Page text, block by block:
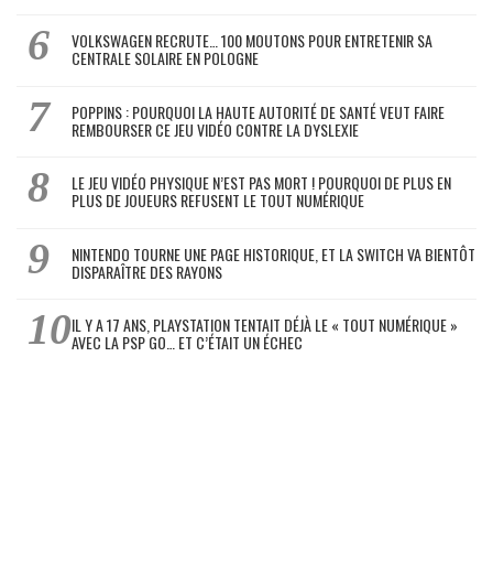
VOLKSWAGEN RECRUTE… 100 MOUTONS POUR ENTRETENIR SA
CENTRALE SOLAIRE EN POLOGNE
POPPINS : POURQUOI LA HAUTE AUTORITÉ DE SANTÉ VEUT FAIRE
REMBOURSER CE JEU VIDÉO CONTRE LA DYSLEXIE
LE JEU VIDÉO PHYSIQUE N’EST PAS MORT ! POURQUOI DE PLUS EN
PLUS DE JOUEURS REFUSENT LE TOUT NUMÉRIQUE
NINTENDO TOURNE UNE PAGE HISTORIQUE, ET LA SWITCH VA BIENTÔT
DISPARAÎTRE DES RAYONS
IL Y A 17 ANS, PLAYSTATION TENTAIT DÉJÀ LE « TOUT NUMÉRIQUE »
AVEC LA PSP GO… ET C’ÉTAIT UN ÉCHEC